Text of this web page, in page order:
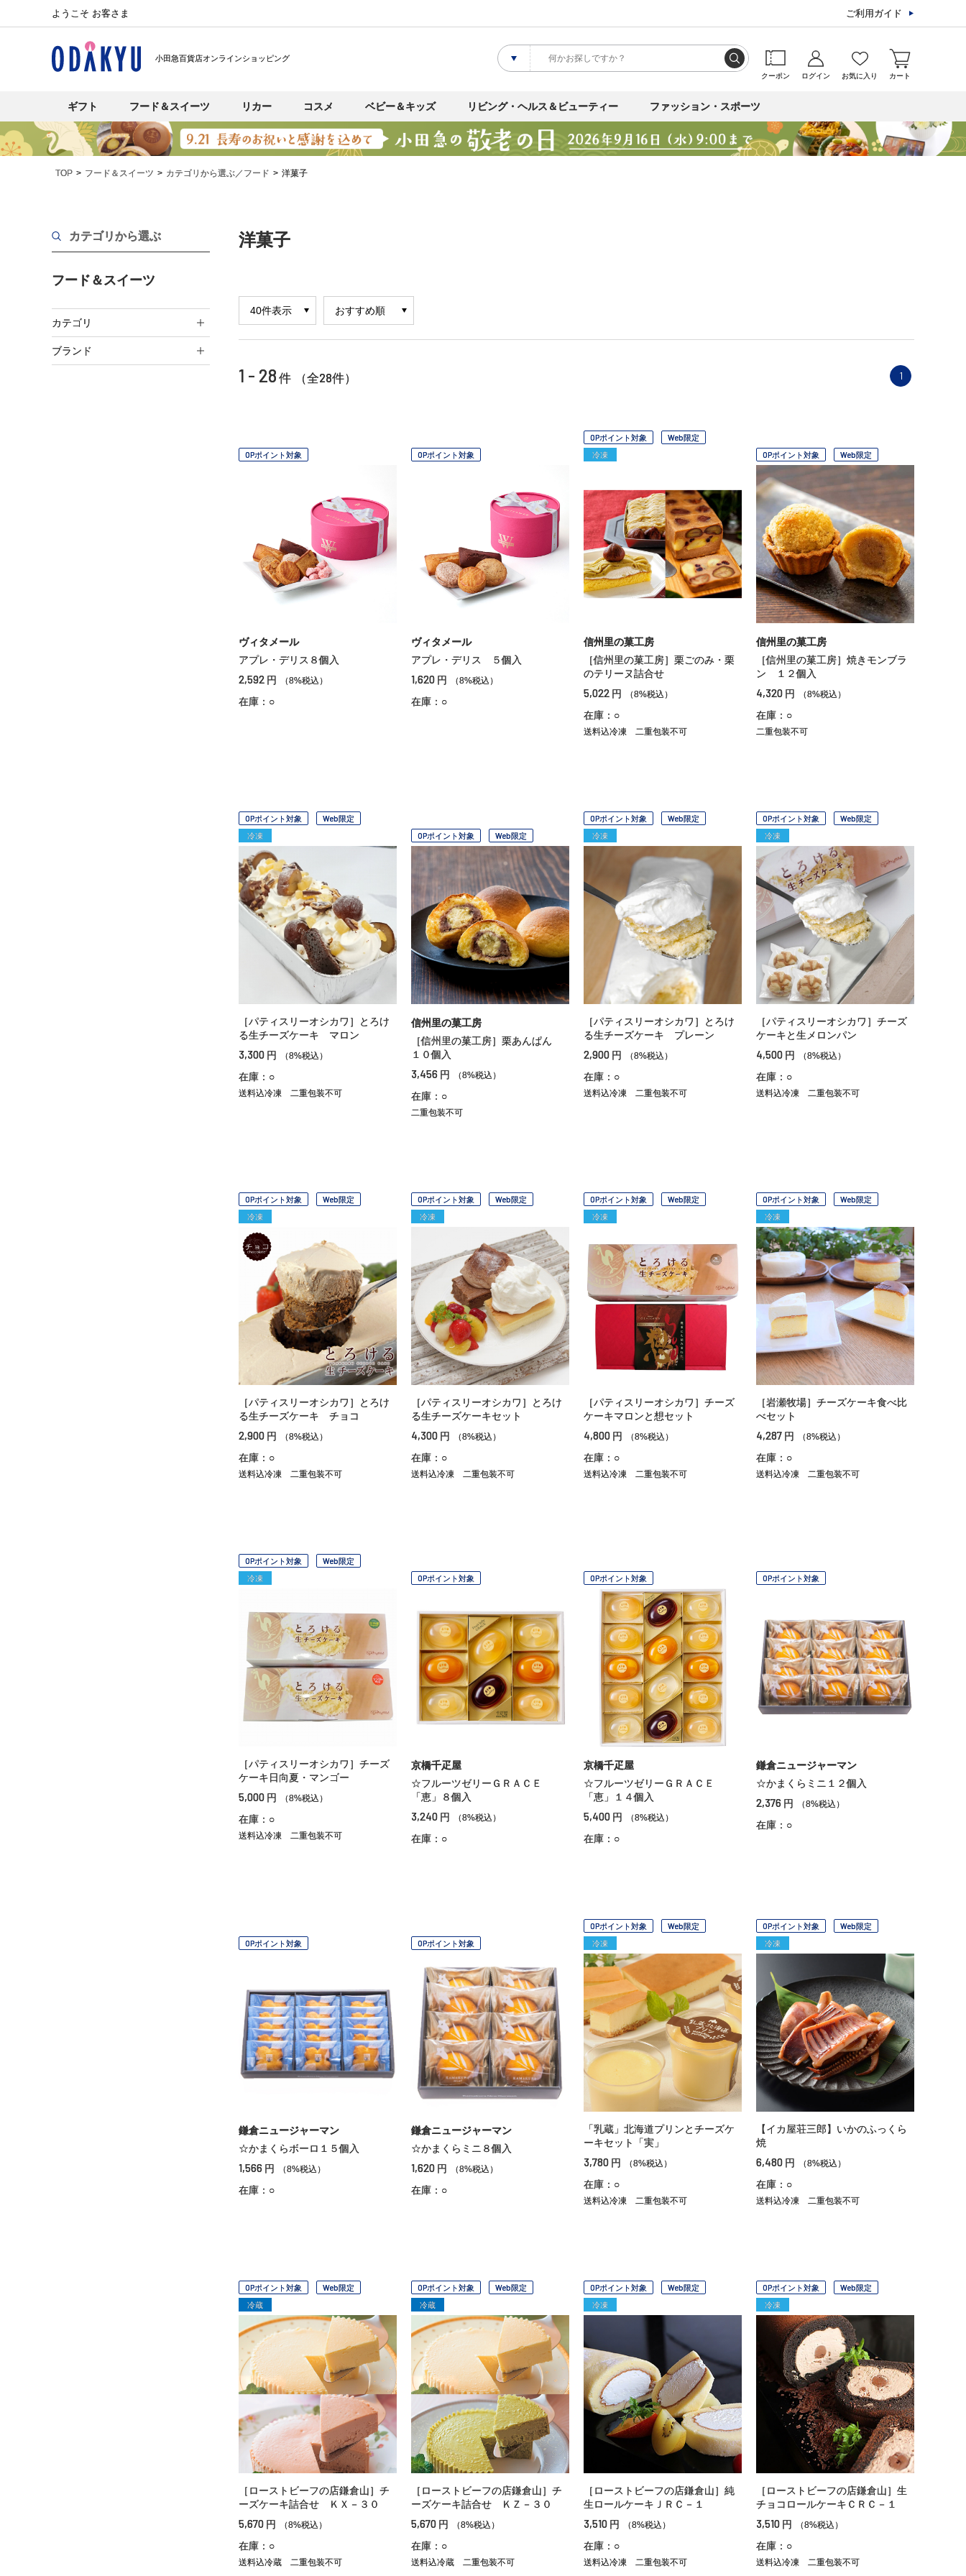
ようこそ お客さま ご利用ガイド
小田急百貨店オンラインショッピング
クーポン ログイン お気に入り カート
ギフト フード＆スイーツ リカー コスメ ベビー＆キッズ リビング・ヘルス＆ビューティー ファッション・スポーツ
TOP フード＆スイーツ カテゴリから選ぶ／フード 洋菓子
カテゴリから選ぶ
フード＆スイーツ
カテゴリ
ブランド
洋菓子
1 - 28 件 （全28件） 1
OPポイント対象
ヴィタメール
アプレ・デリス８個入
2,592 円 （8%税込）
在庫：○
OPポイント対象
ヴィタメール
アプレ・デリス ５個入
1,620 円 （8%税込）
在庫：○
OPポイント対象
Web限定
冷凍
信州里の菓工房
［信州里の菓工房］栗ごのみ・栗
のテリーヌ詰合せ
5,022 円 （8%税込）
在庫：○
送料込冷凍 二重包装不可
OPポイント対象 Web限定
信州里の菓工房
［信州里の菓工房］焼きモンブラ
ン １２個入
4,320 円 （8%税込）
在庫：○
二重包装不可
OPポイント対象
Web限定
冷凍
［パティスリーオシカワ］とろけ
る生チーズケーキ マロン
3,300 円 （8%税込）
在庫：○
送料込冷凍 二重包装不可
OPポイント対象 Web限定
信州里の菓工房
［信州里の菓工房］栗あんぱん
１０個入
3,456 円 （8%税込）
在庫：○
二重包装不可
OPポイント対象
Web限定
冷凍
［パティスリーオシカワ］とろけ
る生チーズケーキ プレーン
2,900 円 （8%税込）
在庫：○
送料込冷凍 二重包装不可
OPポイント対象
Web限定
冷凍
［パティスリーオシカワ］チーズ
ケーキと生メロンパン
4,500 円 （8%税込）
在庫：○
送料込冷凍 二重包装不可
OPポイント対象
Web限定
冷凍
［パティスリーオシカワ］とろけ
る生チーズケーキ チョコ
2,900 円 （8%税込）
在庫：○
送料込冷凍 二重包装不可
OPポイント対象
Web限定
冷凍
［パティスリーオシカワ］とろけ
る生チーズケーキセット
4,300 円 （8%税込）
在庫：○
送料込冷凍 二重包装不可
OPポイント対象
Web限定
冷凍
［パティスリーオシカワ］チーズ
ケーキマロンと想セット
4,800 円 （8%税込）
在庫：○
送料込冷凍 二重包装不可
OPポイント対象
Web限定
冷凍
［岩瀬牧場］チーズケーキ食べ比
べセット
4,287 円 （8%税込）
在庫：○
送料込冷凍 二重包装不可
OPポイント対象
Web限定
冷凍
［パティスリーオシカワ］チーズ
ケーキ日向夏・マンゴー
5,000 円 （8%税込）
在庫：○
送料込冷凍 二重包装不可
OPポイント対象
京橋千疋屋
☆フルーツゼリーＧＲＡＣＥ
「恵」８個入
3,240 円 （8%税込）
在庫：○
OPポイント対象
京橋千疋屋
☆フルーツゼリーＧＲＡＣＥ
「恵」１４個入
5,400 円 （8%税込）
在庫：○
OPポイント対象
鎌倉ニュージャーマン
☆かまくらミニ１２個入
2,376 円 （8%税込）
在庫：○
OPポイント対象
鎌倉ニュージャーマン
☆かまくらボーロ１５個入
1,566 円 （8%税込）
在庫：○
OPポイント対象
鎌倉ニュージャーマン
☆かまくらミニ８個入
1,620 円 （8%税込）
在庫：○
OPポイント対象
Web限定
冷凍
「乳蔵」北海道プリンとチーズケ
ーキセット「実」
3,780 円 （8%税込）
在庫：○
送料込冷凍 二重包装不可
OPポイント対象
Web限定
冷凍
【イカ屋荘三郎】いかのふっくら
焼
6,480 円 （8%税込）
在庫：○
送料込冷凍 二重包装不可
OPポイント対象
Web限定
冷蔵
［ローストビーフの店鎌倉山］チ
ーズケーキ詰合せ ＫＸ－３０
5,670 円 （8%税込）
在庫：○
送料込冷蔵 二重包装不可
OPポイント対象
Web限定
冷蔵
［ローストビーフの店鎌倉山］チ
ーズケーキ詰合せ ＫＺ－３０
5,670 円 （8%税込）
在庫：○
送料込冷蔵 二重包装不可
OPポイント対象
Web限定
冷凍
［ローストビーフの店鎌倉山］純
生ロールケーキＪＲＣ－１
3,510 円 （8%税込）
在庫：○
送料込冷凍 二重包装不可
OPポイント対象
Web限定
冷凍
［ローストビーフの店鎌倉山］生
チョコロールケーキＣＲＣ－１
3,510 円 （8%税込）
在庫：○
送料込冷凍 二重包装不可